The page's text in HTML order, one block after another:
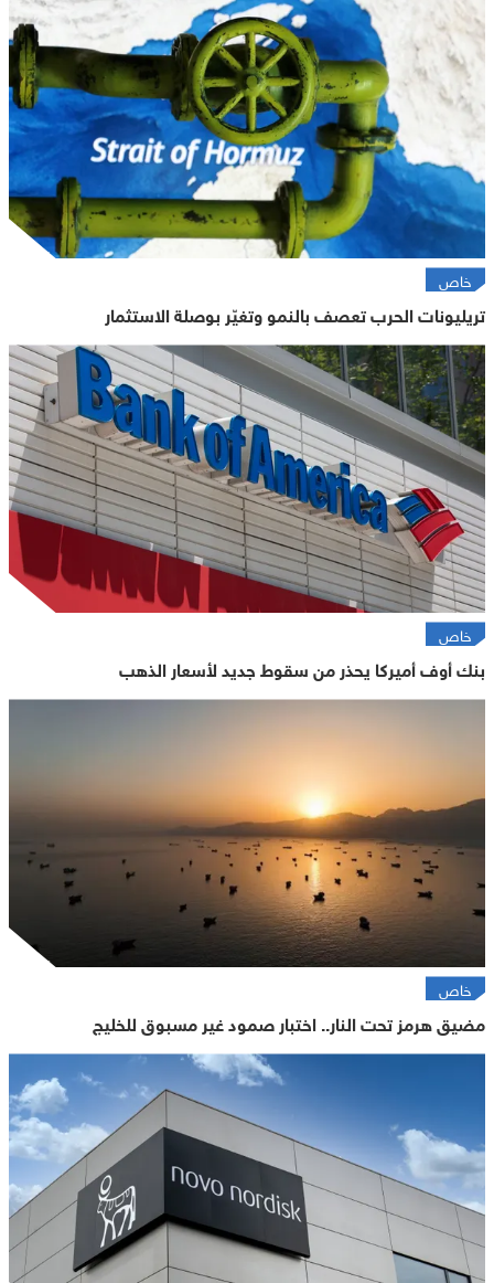
خاص
تريليونات الحرب تعصف بالنمو وتغيّر بوصلة الاستثمار
خاص
بنك أوف أميركا يحذر من سقوط جديد لأسعار الذهب
خاص
مضيق هرمز تحت النار.. اختبار صمود غير مسبوق للخليج